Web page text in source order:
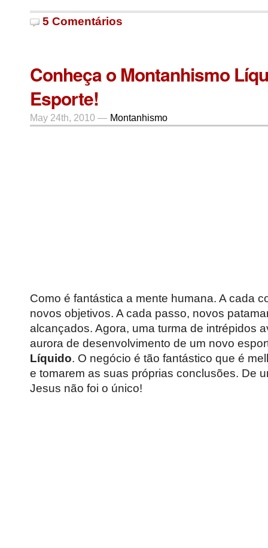
5 Comentários
Conheça o Montanhismo
Esporte!
May 24th, 2010 — Montanhismo
Como é fantástica a mente humana. A cada
novos objetivos. A cada passo, novos
alcançados. Agora, uma turma de intrépidos
aurora de desenvolvimento de um novo
Líquido. O negócio é tão fantástico que é
e tomarem as suas próprias conclusões. De
Jesus não foi o único!